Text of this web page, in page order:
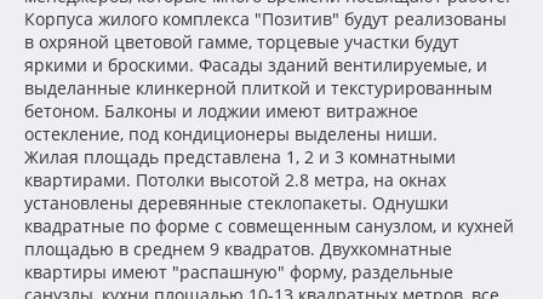
Корпуса жилого комплекса "Позитив" будут реализованы
в охряной цветовой гамме, торцевые участки будут
яркими и броскими. Фасады зданий вентилируемые, и
выделанные клинкерной плиткой и текстурированным
бетоном. Балконы и лоджии имеют витражное
остекление, под кондиционеры выделены ниши.
Жилая площадь представлена 1, 2 и 3 комнатными
квартирами. Потолки высотой 2.8 метра, на окнах
установлены деревянные стеклопакеты. Однушки
квадратные по форме с совмещенным санузлом, и кухней
площадью в среднем 9 квадратов. Двухкомнатные
квартиры имеют "распашную" форму, раздельные